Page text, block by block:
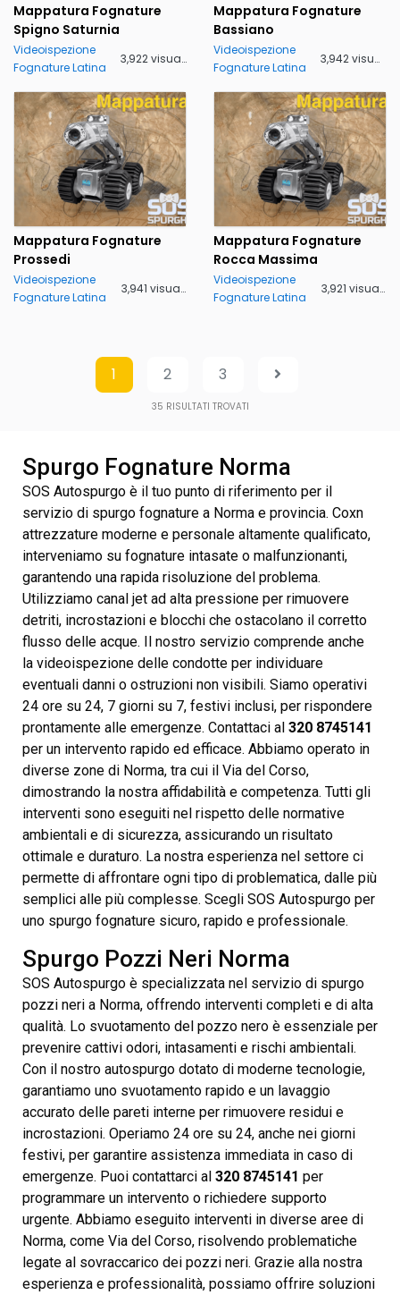
Mappatura Fognature
Spigno Saturnia
Videoispezione
Fognature Latina
3,922 visualizzazioni
Mappatura Fognature
Bassiano
Videoispezione
Fognature Latina
3,942 visualizzazioni
Mappatura Fognature
Prossedi
Videoispezione
Fognature Latina
3,941 visualizzazioni
Mappatura Fognature
Rocca Massima
Videoispezione
Fognature Latina
3,921 visualizzazioni
1 2 3
35 RISULTATI TROVATI
Spurgo Fognature Norma
SOS Autospurgo è il tuo punto di riferimento per il
servizio di spurgo fognature a Norma e provincia. Coxn
attrezzature moderne e personale altamente qualificato,
interveniamo su fognature intasate o malfunzionanti,
garantendo una rapida risoluzione del problema.
Utilizziamo canal jet ad alta pressione per rimuovere
detriti, incrostazioni e blocchi che ostacolano il corretto
flusso delle acque. Il nostro servizio comprende anche
la videoispezione delle condotte per individuare
eventuali danni o ostruzioni non visibili. Siamo operativi
24 ore su 24, 7 giorni su 7, festivi inclusi, per rispondere
prontamente alle emergenze. Contattaci al 320 8745141
per un intervento rapido ed efficace. Abbiamo operato in
diverse zone di Norma, tra cui il Via del Corso,
dimostrando la nostra affidabilità e competenza. Tutti gli
interventi sono eseguiti nel rispetto delle normative
ambientali e di sicurezza, assicurando un risultato
ottimale e duraturo. La nostra esperienza nel settore ci
permette di affrontare ogni tipo di problematica, dalle più
semplici alle più complesse. Scegli SOS Autospurgo per
uno spurgo fognature sicuro, rapido e professionale.
Spurgo Pozzi Neri Norma
SOS Autospurgo è specializzata nel servizio di spurgo
pozzi neri a Norma, offrendo interventi completi e di alta
qualità. Lo svuotamento del pozzo nero è essenziale per
prevenire cattivi odori, intasamenti e rischi ambientali.
Con il nostro autospurgo dotato di moderne tecnologie,
garantiamo uno svuotamento rapido e un lavaggio
accurato delle pareti interne per rimuovere residui e
incrostazioni. Operiamo 24 ore su 24, anche nei giorni
festivi, per garantire assistenza immediata in caso di
emergenze. Puoi contattarci al 320 8745141 per
programmare un intervento o richiedere supporto
urgente. Abbiamo eseguito interventi in diverse aree di
Norma, come Via del Corso, risolvendo problematiche
legate al sovraccarico dei pozzi neri. Grazie alla nostra
esperienza e professionalità, possiamo offrire soluzioni